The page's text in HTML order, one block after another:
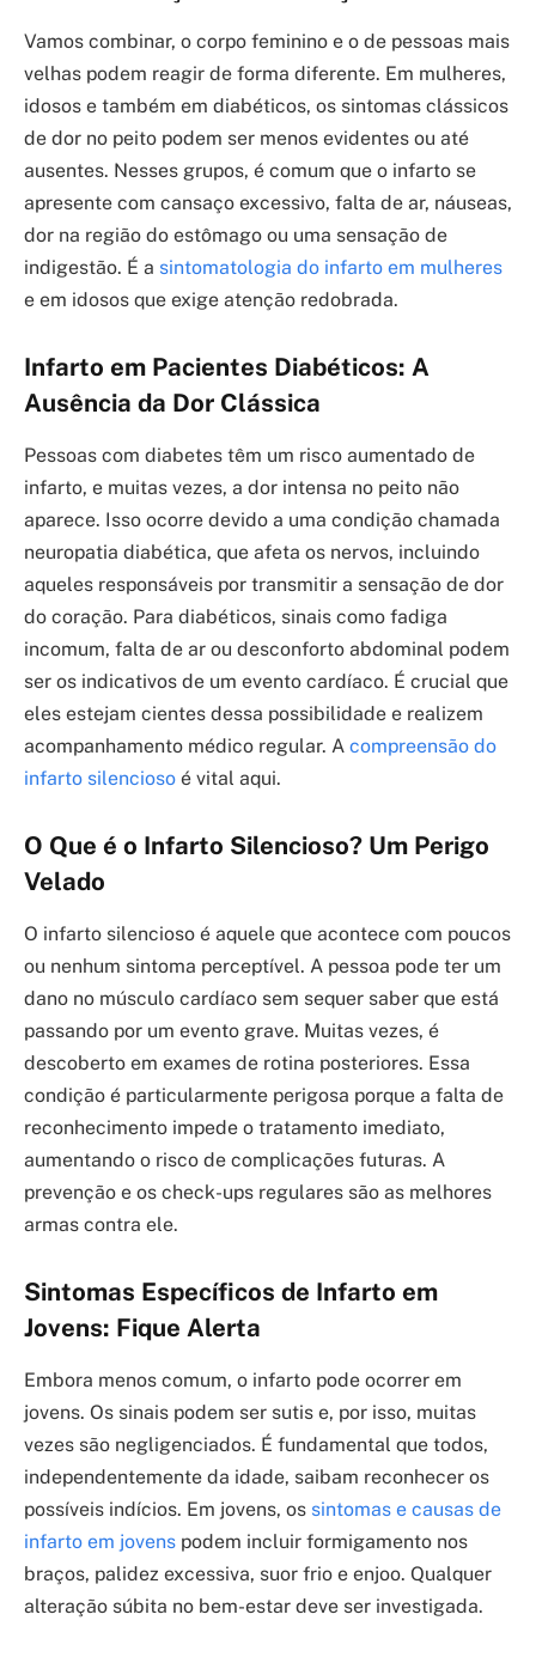
Vamos combinar, o corpo feminino e o de pessoas mais
velhas podem reagir de forma diferente. Em mulheres,
idosos e também em diabéticos, os sintomas clássicos
de dor no peito podem ser menos evidentes ou até
ausentes. Nesses grupos, é comum que o infarto se
apresente com cansaço excessivo, falta de ar, náuseas,
dor na região do estômago ou uma sensação de
indigestão. É a sintomatologia do infarto em mulheres
e em idosos que exige atenção redobrada.
Infarto em Pacientes Diabéticos: A
Ausência da Dor Clássica
Pessoas com diabetes têm um risco aumentado de
infarto, e muitas vezes, a dor intensa no peito não
aparece. Isso ocorre devido a uma condição chamada
neuropatia diabética, que afeta os nervos, incluindo
aqueles responsáveis por transmitir a sensação de dor
do coração. Para diabéticos, sinais como fadiga
incomum, falta de ar ou desconforto abdominal podem
ser os indicativos de um evento cardíaco. É crucial que
eles estejam cientes dessa possibilidade e realizem
acompanhamento médico regular. A compreensão do
infarto silencioso é vital aqui.
O Que é o Infarto Silencioso? Um Perigo
Velado
O infarto silencioso é aquele que acontece com poucos
ou nenhum sintoma perceptível. A pessoa pode ter um
dano no músculo cardíaco sem sequer saber que está
passando por um evento grave. Muitas vezes, é
descoberto em exames de rotina posteriores. Essa
condição é particularmente perigosa porque a falta de
reconhecimento impede o tratamento imediato,
aumentando o risco de complicações futuras. A
prevenção e os check-ups regulares são as melhores
armas contra ele.
Sintomas Específicos de Infarto em
Jovens: Fique Alerta
Embora menos comum, o infarto pode ocorrer em
jovens. Os sinais podem ser sutis e, por isso, muitas
vezes são negligenciados. É fundamental que todos,
independentemente da idade, saibam reconhecer os
possíveis indícios. Em jovens, os sintomas e causas de
infarto em jovens podem incluir formigamento nos
braços, palidez excessiva, suor frio e enjoo. Qualquer
alteração súbita no bem-estar deve ser investigada.